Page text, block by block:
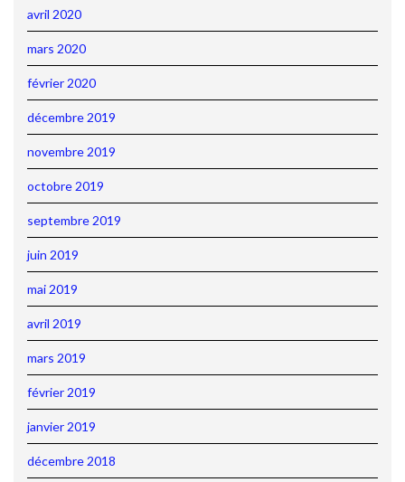
avril 2020
mars 2020
février 2020
décembre 2019
novembre 2019
octobre 2019
septembre 2019
juin 2019
mai 2019
avril 2019
mars 2019
février 2019
janvier 2019
décembre 2018